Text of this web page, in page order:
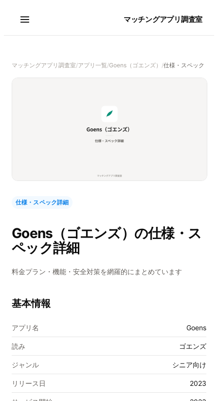
マッチングアプリ調査室
マッチングアプリ調査室/アプリ一覧/Goens（ゴエンズ） /仕様・スペック
仕様・スペック詳細
Goens（ゴエンズ） の仕様・ス
ペック詳細
料金プラン・機能・安全対策を網羅的にまとめています
基本情報
アプリ名 Goens
読み ゴエンズ
ジャンル シニア向け
リリース日 2023